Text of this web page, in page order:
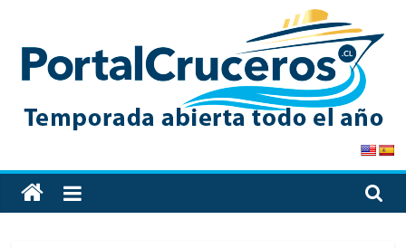
content
PortalCruceros
Toda
la